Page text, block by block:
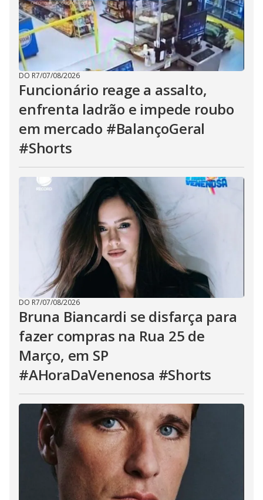
DO R7/07/08/2026
Funcionário reage a assalto,
enfrenta ladrão e impede roubo
em mercado #BalançoGeral
#Shorts
DO R7/07/08/2026
Bruna Biancardi se disfarça para
fazer compras na Rua 25 de
Março, em SP
#AHoraDaVenenosa #Shorts